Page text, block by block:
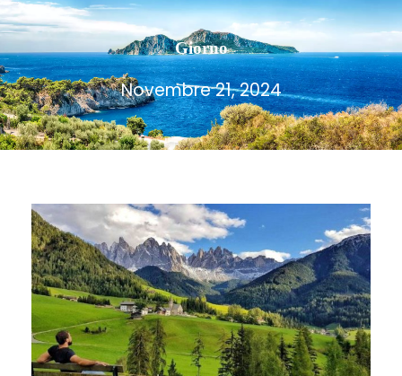
Giorno
Novembre 21, 2024